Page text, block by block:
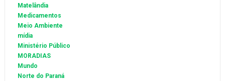
Matelândia
Medicamentos
Meio Ambiente
mídia
Ministério Público
MORADIAS
Mundo
Norte do Paraná